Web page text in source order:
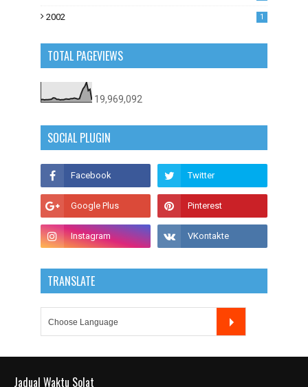
2002 1
TOTAL PAGEVIEWS
19,969,092
SOCIAL PLUGIN
TRANSLATE
Jadual Waktu Solat